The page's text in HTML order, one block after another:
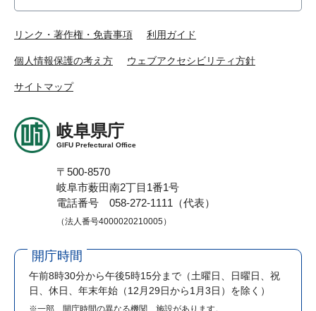
リンク・著作権・免責事項 利用ガイド
個人情報保護の考え方 ウェブアクセシビリティ方針
サイトマップ
岐阜県庁
GIFU Prefectural Office
〒500-8570
岐阜市薮田南2丁目1番1号
電話番号 058-272-1111（代表）
（法人番号4000020210005）
開庁時間
午前8時30分から午後5時15分まで （土曜日、日曜日、祝
日、休日、年末年始（12月29日から1月3日）を除く）
※一部、開庁時間の異なる機関、施設があります。